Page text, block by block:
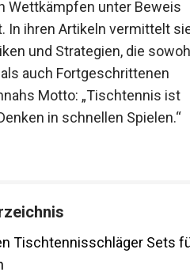
Wettkämpfen unter Beweis
In ihren Artikeln vermittelt sie
und Strategien, die sowohl
auch Fortgeschrittenen
Motto: „Tischtennis ist
in schnellen Spielen.“
Tischtennisschläger Sets für